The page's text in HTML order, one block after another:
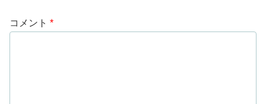
コメント *